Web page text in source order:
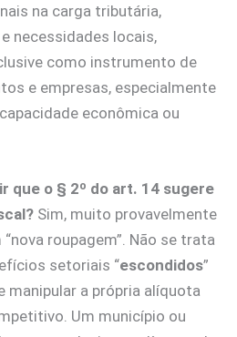
na carga tributária,
necessidades locais,
como instrumento de
e empresas, especialmente
econômica ou
que o § 2º do art. 14 sugere
Sim, muito provavelmente
roupagem”. Não se trata
setoriais “escondidos”
manipular a própria alíquota
Um município ou